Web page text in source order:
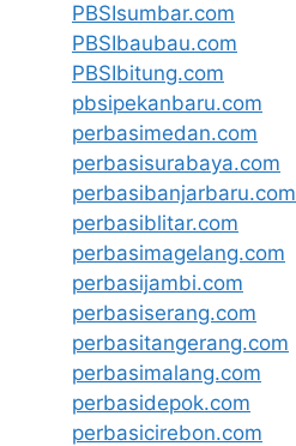
PBSIsumbar.com
PBSIbaubau.com
PBSIbitung.com
pbsipekanbaru.com
perbasimedan.com
perbasisurabaya.com
perbasibanjarbaru.com
perbasiblitar.com
perbasimagelang.com
perbasijambi.com
perbasiserang.com
perbasitangerang.com
perbasimalang.com
perbasidepok.com
perbasicirebon.com